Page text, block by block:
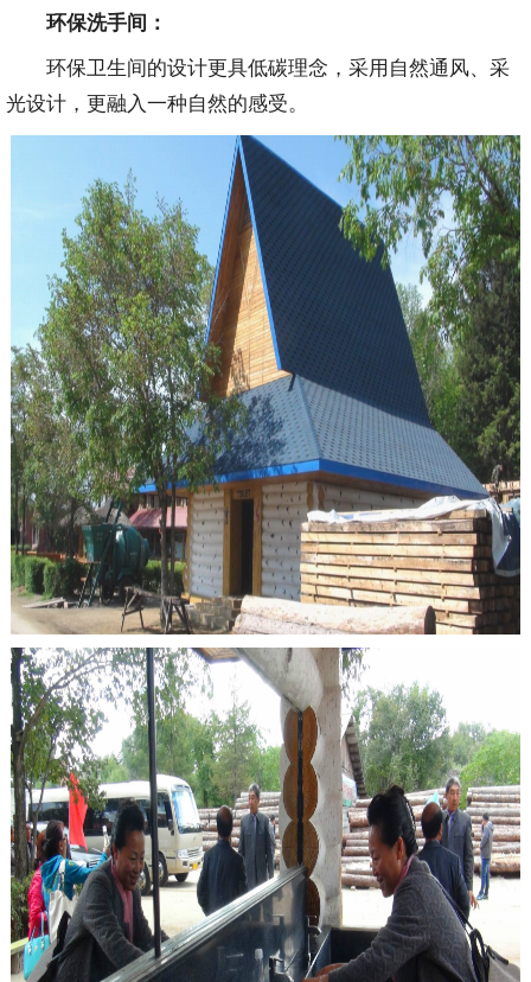
环保洗手间：
环保卫生间的设计更具低碳理念，采用自然通风、采
光设计，更融入一种自然的感受。